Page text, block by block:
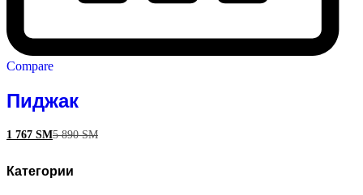
Compare
Пиджак
1 767 ЅМ5 890ЅМ
Категории